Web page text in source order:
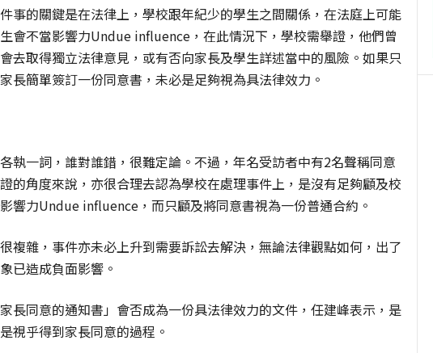
事的關鍵是在法律上，學校跟年紀少的學生之間關係，在法庭上可能
會不當影響力Undue influence，在此情況下，學校需舉證，他們曾
去取得獨立法律意見，或有否向家長及學生詳述當中的風險。如果只
長簡單簽訂一份同意書，未必是足夠視為具法律效力。
執一詞，誰對誰錯，很難定論。不過，年名受訪者中有2名聲稱同意
的角度來說，亦很合理去認為學校在處理事件上，是沒有足夠顧及校
響力Undue influence，而只顧及將同意書視為一份普通合約。
複雜，事件亦未必上升到需要訴訟去解決，無論法律觀點如何，出了
已造成負面影響。
長同意的通知書」會否成為一份具法律效力的文件，任建峰表示，是
視乎得到家長同意的過程。